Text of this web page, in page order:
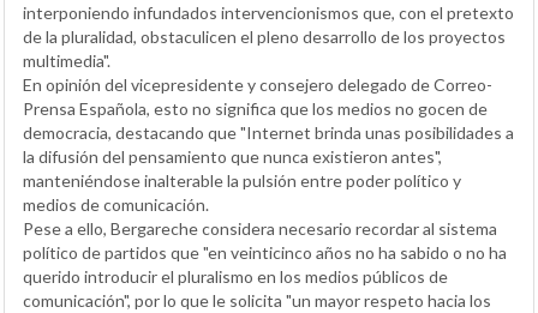
interponiendo infundados intervencionismos que, con el pretexto
de la pluralidad, obstaculicen el pleno desarrollo de los proyectos
multimedia".
En opinión del vicepresidente y consejero delegado de Correo-
Prensa Española, esto no significa que los medios no gocen de
democracia, destacando que "Internet brinda unas posibilidades a
la difusión del pensamiento que nunca existieron antes",
manteniéndose inalterable la pulsión entre poder político y
medios de comunicación.
Pese a ello, Bergareche considera necesario recordar al sistema
político de partidos que "en veinticinco años no ha sabido o no ha
querido introducir el pluralismo en los medios públicos de
comunicación", por lo que le solicita "un mayor respeto hacia los